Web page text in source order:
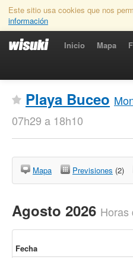
Este sitio usa cookies que nos
información
Inicio Mapa
Playa Buceo
07h29 a 18h10
Mapa Previsiones (2)
Agosto 2026 Horas
Fecha